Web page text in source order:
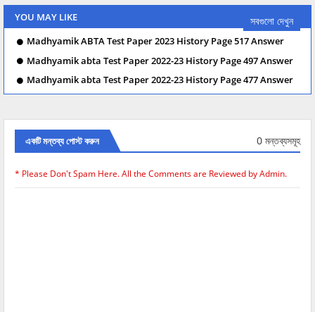
YOU MAY LIKE সবগুলো দেখুন
Madhyamik ABTA Test Paper 2023 History Page 517 Answer
Madhyamik abta Test Paper 2022-23 History Page 497 Answer
Madhyamik abta Test Paper 2022-23 History Page 477 Answer
একটি মন্তব্য পোস্ট করুন 0 মন্তব্যসমূহ
* Please Don't Spam Here. All the Comments are Reviewed by Admin.